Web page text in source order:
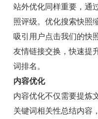
站外优化同样重要，通
照评级。优化搜索快照
吸引用户点击我们的快
友情链接交换，快速提
词排名。
内容优化
内容优化不仅需要提炼
关键词相关性总结内容